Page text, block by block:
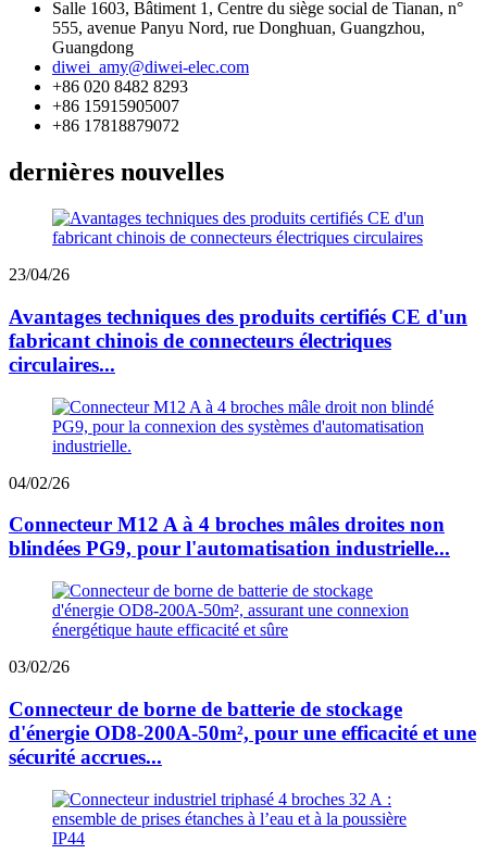
Salle 1603, Bâtiment 1, Centre du siège social de Tianan, n°
555, avenue Panyu Nord, rue Donghuan, Guangzhou,
Guangdong
diwei_amy@diwei-elec.com
+86 020 8482 8293
+86 15915905007
+86 17818879072
dernières nouvelles
23/04/26
Avantages techniques des produits certifiés CE d'un
fabricant chinois de connecteurs électriques
circulaires...
04/02/26
Connecteur M12 A à 4 broches mâles droites non
blindées PG9, pour l'automatisation industrielle...
03/02/26
Connecteur de borne de batterie de stockage
d'énergie OD8-200A-50m², pour une efficacité et une
sécurité accrues...